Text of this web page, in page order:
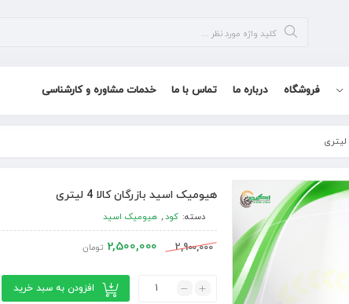
فروشگاه درباره ما تماس با ما خدمات مشاوره و کارشناسی
هیومیک اسید بازرگان کالا 4 لیتری
دسته: کود, هیومیک اسید
2,900,000
2,500,000 تومان
افزودن به سبد خرید